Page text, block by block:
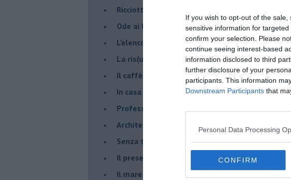
If you wish to opt-out of the
sensitive information for
confirm your selection. Please
continue seeing interest-based
information disclosed to third
further disclosure of your
participants. This information
Downstream Participants that
Personal Data Processing
CONFIRM
​Ricciotti Ensemble: ovunque e per tutti
Ode ai lacci
​L’elenco telefonico
​La ris(u)onanza
​Il caffè Mattia Moreni
​In casa ho una macchina del tempo
Professione: reporter
Architettura che abbaglia
​Senza tasche, un po’ come me
​Il presepe di San Martino
​Il mare d’autunno